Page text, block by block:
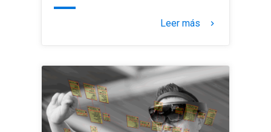
Leer más keyboard_arrow_right